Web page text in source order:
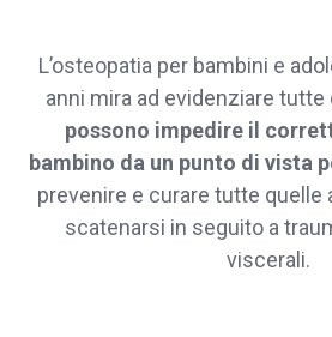
L’osteopatia per bambini e
anni mira ad evidenziare tutte
possono impedire il
bambino da un punto di vista
prevenire e curare tutte quelle
scatenarsi in seguito a
viscerali.